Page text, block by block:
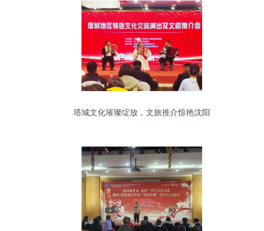
塔城文化璀璨绽放，文旅推介惊艳沈阳